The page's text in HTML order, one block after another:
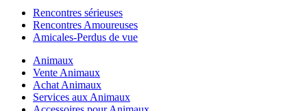
Rencontres sérieuses
Rencontres Amoureuses
Amicales-Perdus de vue
Animaux
Vente Animaux
Achat Animaux
Services aux Animaux